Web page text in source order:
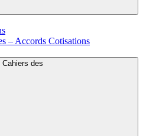
– Accords Cotisations
Cahiers des